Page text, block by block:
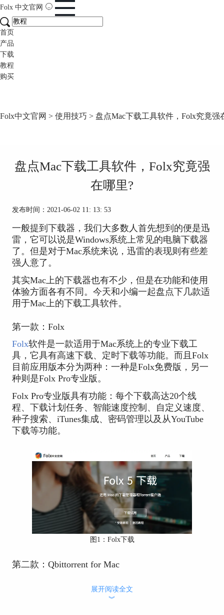
Folx 中文官网
首页
产品
下载
教程
购买
Folx中文官网 > 使用技巧 > 盘点Mac下载工具软件，Folx究竟强
盘点Mac下载工具软件，Folx究竟强
在哪里?
发布时间：2021-06-02 11: 13: 53
一般提到下载器，我们大多数人首先想到的便是迅
雷，它可以说是Windows系统上常见的电脑下载器
了。但是对于Mac系统来说，迅雷的表现则有些差
强人意了。
其实Mac上的下载器也有不少，但是在功能和使用
体验方面各有不同。今天和小编一起盘点下几款适
用于Mac上的下载工具软件。
第一款：Folx
Folx软件是一款适用于Mac系统上的专业下载工
具，它具有高速下载、定时下载等功能。而且Folx
目前应用版本分为两种：一种是Folx免费版，另一
种则是Folx Pro专业版。
Folx Pro专业版具有功能：每个下载高达20个线
程、下载计划任务、智能速度控制、自定义速度、
种子搜索、iTunes集成、密码管理以及从YouTube
下载等功能。
图1：Folx下载
第二款：Qbittorrent for Mac
子下载工具，操作简单易用，能够集成可扩展的搜
展开阅读全文
︾